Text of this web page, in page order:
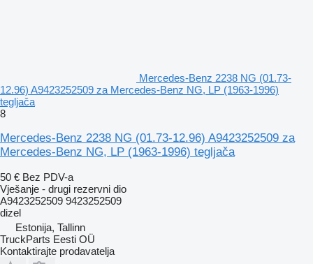
Mercedes-Benz 2238 NG (01.73-
12.96) A9423252509 za Mercedes-Benz NG, LP (1963-1996)
tegljača
8
Mercedes-Benz 2238 NG (01.73-12.96) A9423252509 za
Mercedes-Benz NG, LP (1963-1996) tegljača
50 € Bez PDV-a
Vješanje - drugi rezervni dio
A9423252509 9423252509
dizel
Estonija, Tallinn
TruckParts Eesti OÜ
Kontaktirajte prodavatelja